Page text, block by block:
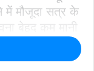
में मौजूदा सत्र के
बेहद कम मानी
ने 30 जून को
के अनुरोध और